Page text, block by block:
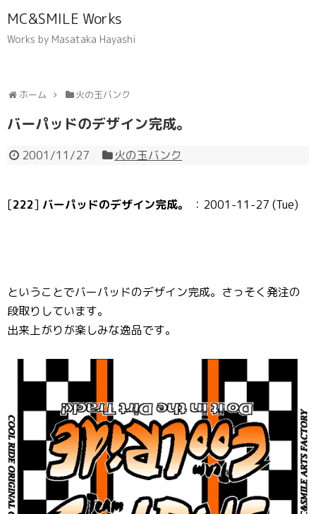
MC&SMILE Works
Works by Masataka Hayashi
ホーム 火の玉バンク
バーパッドのデザイン完成。
2001/11/27 火の玉バンク
[222] バーパッドのデザイン完成。 ：2001-11-27 (Tue)
ということでバーパッドのデザイン完成。さっそく発注の
段取りしています。
出来上がりが楽しみな逸品です。